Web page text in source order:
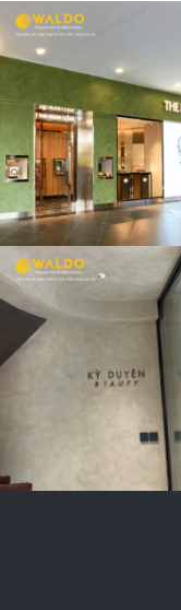
CỬA HÀNG
FERRAGAMO
CỬA HÀNG
VACHERON
CONSTANTIN